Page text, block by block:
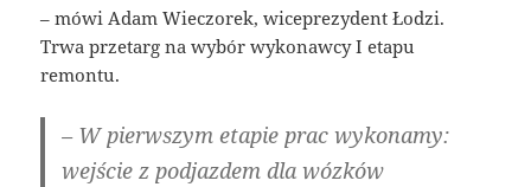
– mówi Adam Wieczorek, wiceprezydent Łodzi.
Trwa przetarg na wybór wykonawcy I etapu
remontu.
– W pierwszym etapie prac wykonamy:
wejście z podjazdem dla wózków